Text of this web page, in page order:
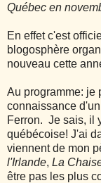
Québec en
En effet c'est
blogosphère
nouveau cette
Au programme: je
connaissance
Ferron. Je sais, il
québécoise! J'ai
viennent de mon
l'Irlande, La
être pas les plus